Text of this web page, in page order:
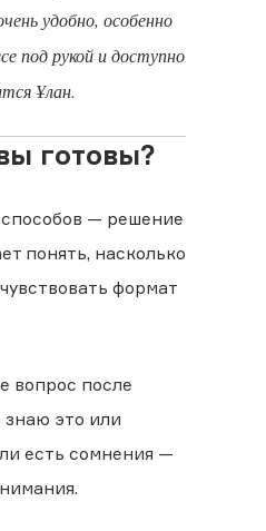
удобно, особенно
под рукой и доступно
Ұлан.
готовы?
— решение
понять, насколько
формат
вопрос после
знаю это или
есть сомнения —